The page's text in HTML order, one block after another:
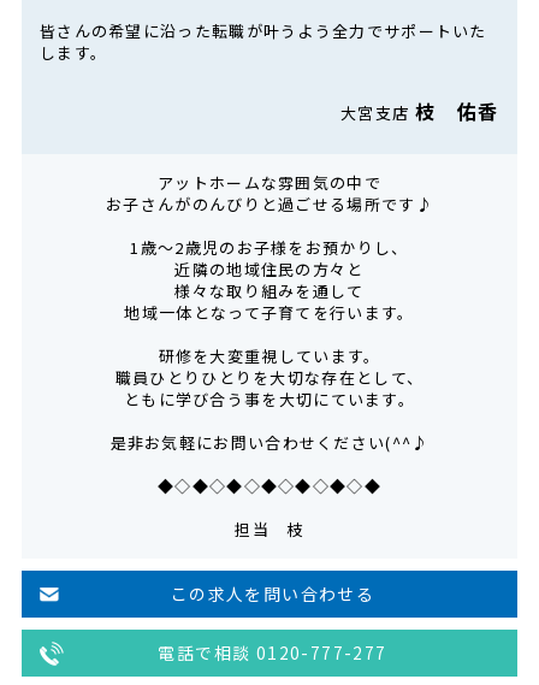
皆さんの希望に沿った転職が叶うよう全力でサポートいた
します。
大宮支店 枝 佑香
アットホームな雰囲気の中で
お子さんがのんびりと過ごせる場所です♪
1歳～2歳児のお子様をお預かりし、
近隣の地域住民の方々と
様々な取り組みを通して
地域一体となって子育てを行います。
研修を大変重視しています。
職員ひとりひとりを大切な存在として、
ともに学び合う事を大切にています。
是非お気軽にお問い合わせください(^^♪
◆◇◆◇◆◇◆◇◆◇◆◇◆
担当 枝
この求人を問い合わせる
電話で相談 0120-777-277